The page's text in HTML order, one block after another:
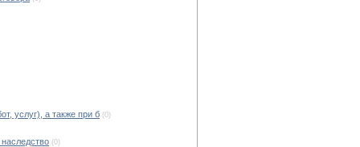
услуг), а также при б (0)
(0)